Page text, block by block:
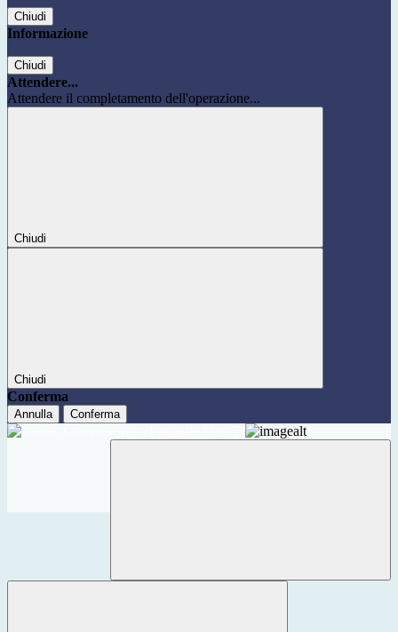
Chiudi
Informazione
Chiudi
Attendere...
Attendere il completamento dell'operazione...
Chiudi
Chiudi
Conferma
Annulla Conferma